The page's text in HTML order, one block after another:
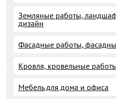
Земляные работы,
дизайн
Фасадные работы,
Кровля, кровельные
Мебель для дома и офиса